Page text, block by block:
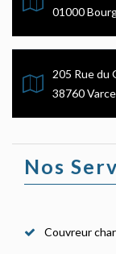
01000
205 Rue du
38760
Nos
Couvreur